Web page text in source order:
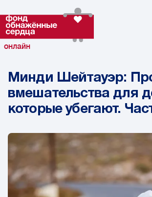
онлайн
Минди Шейтауэр:
вмешательства для
которые убегают.